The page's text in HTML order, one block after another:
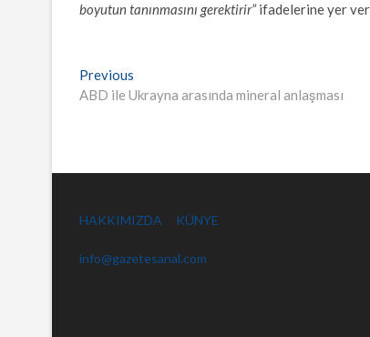
boyutun tanınmasını gerektirir” ifadelerine yer
Yazı
gezinmesi
Previous
post:
ABD ile Ukrayna arasında mineral anlaşması
HAKKIMIZDA KÜNYE
info@gazetesanal.com